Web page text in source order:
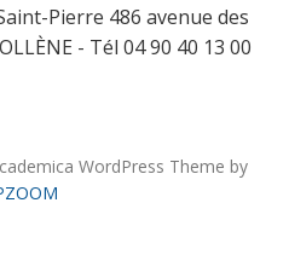
Pierre 486 avenue des
- Tél 04 90 40 13 00
WordPress Theme by